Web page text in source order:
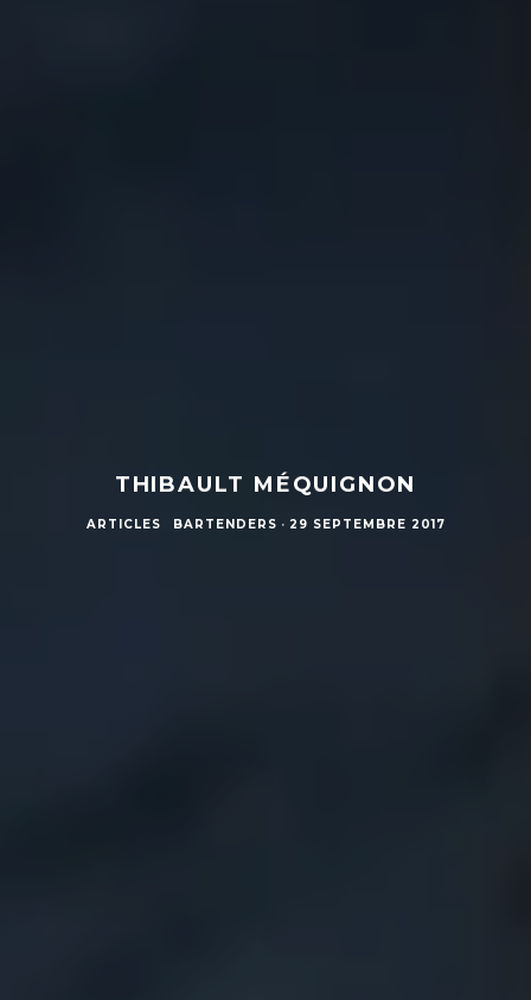
THIBAULT MÉQUIGNON
ARTICLES BARTENDERS · 29 SEPTEMBRE 2017